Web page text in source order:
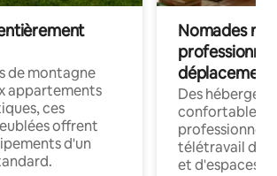
de montagne
appartements
ces
offrent
d'un
Nomades
déplacement
Des
confortables
professionnels
télétravail
et d'espaces